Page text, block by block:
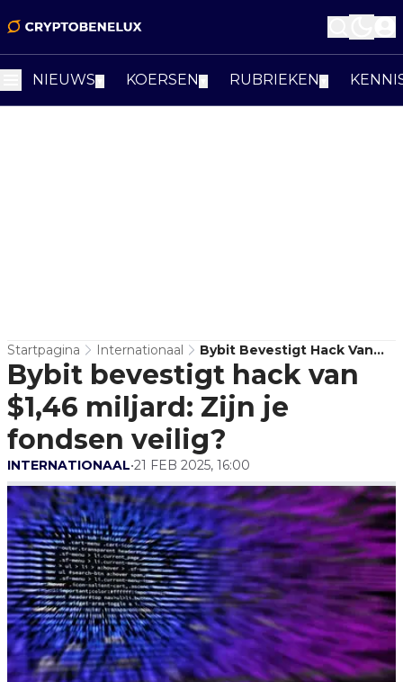
NIEUWS KOERSEN RUBRIEKEN
Startpagina Internationaal
Bybit Bevestigt Hack Van
$1,46 Miljard: Zijn Je
Fondsen Veilig?
Bybit bevestigt hack van
$1,46 miljard: Zijn je
fondsen veilig?
INTERNATIONAAL•21 FEB 2025, 16:00